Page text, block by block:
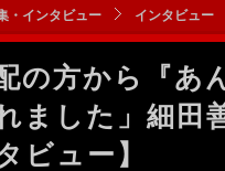
・インタビュー インタビュー
配の方から『
ました」細
ビュー】